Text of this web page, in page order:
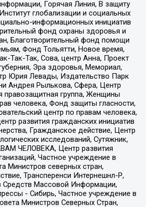
Горячая Линия, В защиту
глобализации и социальных
информационных инициатив
фонд охраны здоровья и
Благотворительный фонд помощи
Фонд Тольятти, Новое время,
Так-Так, Сова, центр Анна, Проект
Эра здоровья, Мемориал,
Юрия Левады, Издательство Парк
Андрея Рылькова, Сфера, Центр
правозащитная группа, Женщины
человека, Фонд защиты гласности,
центр по правам человека,
развития гражданских инициатив
Гражданское действие, Центр
исследований, Сутяжник,
ЧЕЛОВЕКА, Центр развития
Частное учреждение в
Министров северных стран,
Трансперенси Интернешнл-Р,
Массовой Информации,
- Сибирь, Частное учреждение в
Министров Северных Стран,